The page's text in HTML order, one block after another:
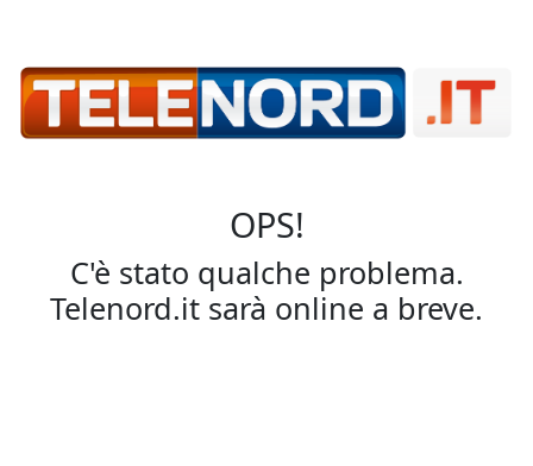
OPS!
C'è stato qualche problema.
Telenord.it sarà online a breve.